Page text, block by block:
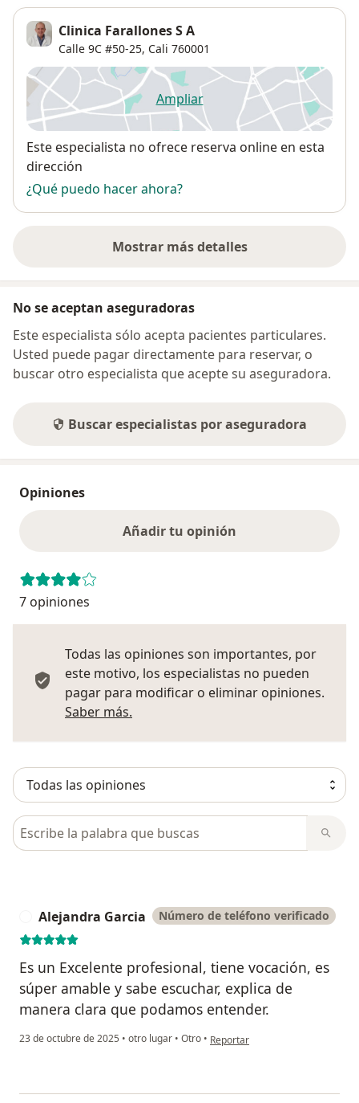
Clinica Farallones S A
Calle 9C #50-25, Cali 760001
Ampliarse abre en una nueva
Disponibilidad
Este especialista no ofrece reserva online en esta
dirección
¿Qué puedo hacer ahora?
Mostrar más detalles
sobre la dirección
No se aceptan aseguradoras
Este especialista sólo acepta pacientes particulares.
Usted puede pagar directamente para reservar, o
buscar otro especialista que acepte su aseguradora.
Buscar especialistas por aseguradora
Opiniones
Añadir tu opinión
7 opiniones
Todas las opiniones son importantes, por
este motivo, los especialistas no pueden
pagar para modificar o eliminar opiniones.
Saber más.
Busca en opiniones
Alejandra Garcia Número de teléfono verificado
Es un Excelente profesional, tiene vocación, es
súper amable y sabe escuchar, explica de
manera clara que podamos entender.
23 de octubre de 2025 • otro lugar • Otro • en opinión del usuario Alejandra
Reportar